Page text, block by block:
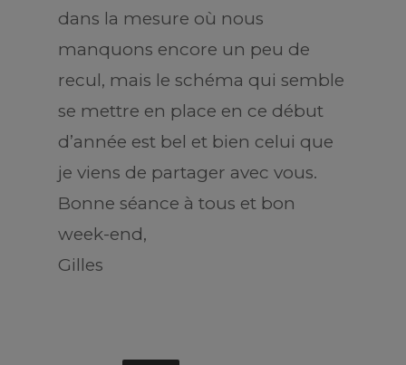
dans la mesure où nous
manquons encore un peu de
recul, mais le schéma qui semble
se mettre en place en ce début
d’année est bel et bien celui que
je viens de partager avec vous.
Bonne séance à tous et bon
week-end,
Gilles